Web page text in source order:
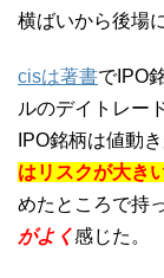
横ばいから後場
cisは著書でIPO
ルのデイトレー
IPO銘柄は値動
はリスクが大き
めたところで持
がよく感じた。